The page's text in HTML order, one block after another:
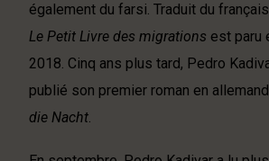
également du farsi. Traduit du
Le Petit Livre des migrations est paru
2018. Cinq ans plus tard, Pedro
publié son premier roman en
die Nacht.